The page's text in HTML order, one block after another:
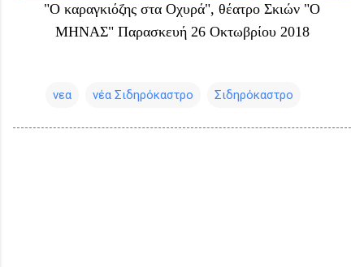
"Ο καραγκιόζης στα Οχυρά", θέατρο Σκιών "Ο
ΜΗΝΑΣ" Παρασκευή 26 Οκτωβρίου 2018
νεα νέα Σιδηρόκαστρο Σιδηρόκαστρο